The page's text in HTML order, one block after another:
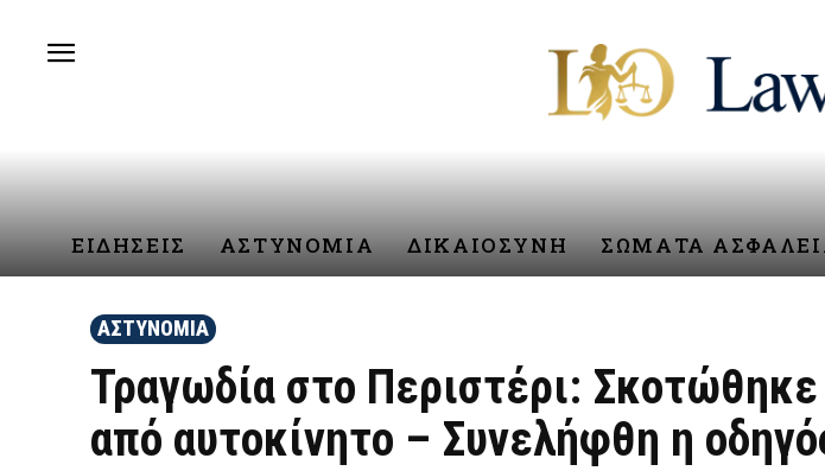
ΕΙΔΗΣΕΙΣ ΑΣΤΥΝΟΜΙΑ ΔΙΚΑΙΟΣΥΝΗ ΣΩΜΑΤΑ
ΑΣΤΥΝΟΜΙΑ
Τραγωδία στο Περιστέρι:
από αυτοκίνητο – Συνελήφθη η